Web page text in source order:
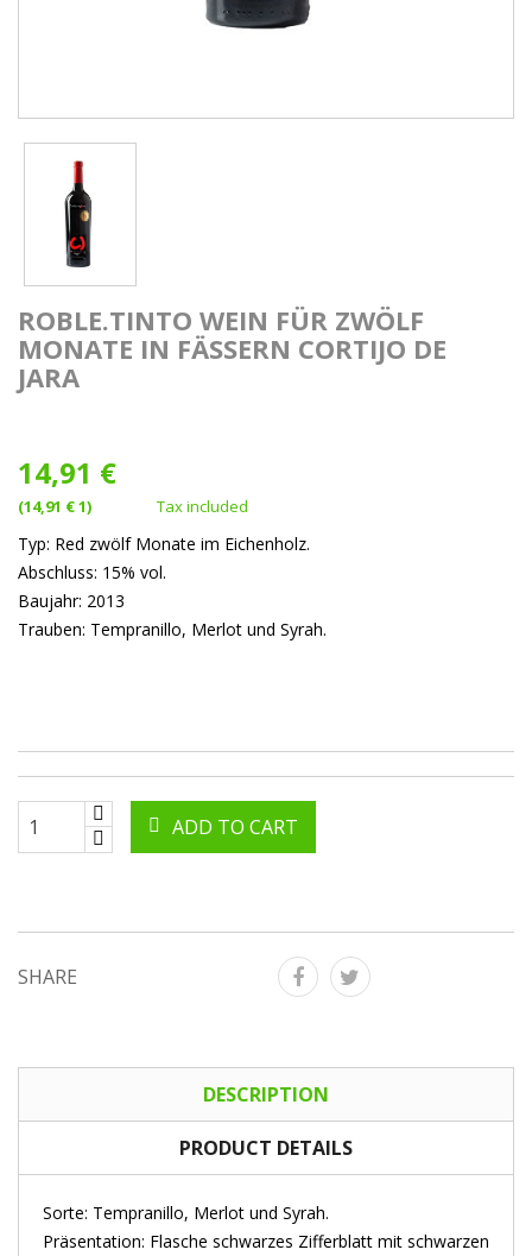
ROBLE.TINTO WEIN FÜR ZWÖLF
MONATE IN FÄSSERN CORTIJO DE
JARA
14,91 €
(14,91 € 1) Tax included
Typ: Red zwölf Monate im Eichenholz.
Abschluss: 15% vol.
Baujahr: 2013
Trauben: Tempranillo, Merlot und Syrah.
ADD TO CART
SHARE
DESCRIPTION
PRODUCT DETAILS
Sorte: Tempranillo, Merlot und Syrah.
Präsentation: Flasche schwarzes Zifferblatt mit schwarzen